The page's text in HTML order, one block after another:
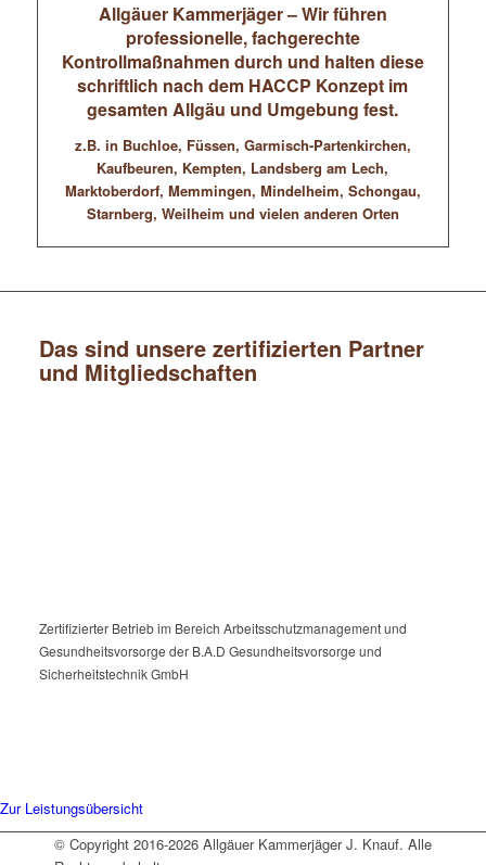
Allgäuer Kammerjäger – Wir führen
professionelle, fachgerechte
Kontrollmaßnahmen durch und halten diese
schriftlich nach dem HACCP Konzept im
gesamten Allgäu und Umgebung fest.
z.B. in Buchloe, Füssen, Garmisch-Partenkirchen,
Kaufbeuren, Kempten, Landsberg am Lech,
Marktoberdorf, Memmingen, Mindelheim, Schongau,
Starnberg, Weilheim und vielen anderen Orten
Das sind unsere zertifizierten Partner
und Mitgliedschaften
Zertifizierter Betrieb im Bereich Arbeitsschutzmanagement und
Gesundheitsvorsorge der B.A.D Gesundheitsvorsorge und
Sicherheitstechnik GmbH
Zur Leistungsübersicht
© Copyright 2016-2026 Allgäuer Kammerjäger J. Knauf. Alle